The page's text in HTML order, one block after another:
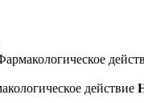
действие